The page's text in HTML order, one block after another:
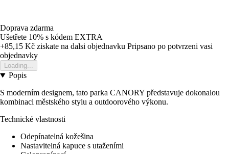
Doprava zdarma
Ušetřete 10% s kódem EXTRA
+85,15 Kč ziskate na dalsi objednavku Pripsano po potvrzeni vasi
objednavky
Loading...
Popis
S moderním designem, tato parka CANORY představuje dokonalou
kombinaci městského stylu a outdoorového výkonu.
Technické vlastnosti
Odepínatelná kožešina
Nastavitelná kapuce s utaženími